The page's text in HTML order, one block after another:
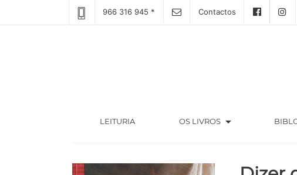
966 316 945 * Contactos
LEITURIA(CURRENT) OS LIVROS arrow_drop_down